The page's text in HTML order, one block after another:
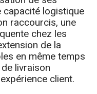
logistique
raccourcis, une
chez les
de la
en même temps
livraison
client.